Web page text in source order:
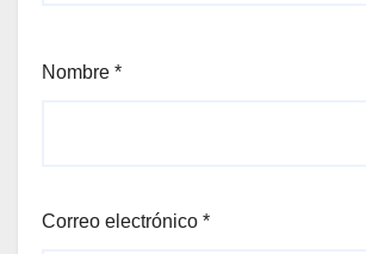
Nombre *
Correo electrónico *